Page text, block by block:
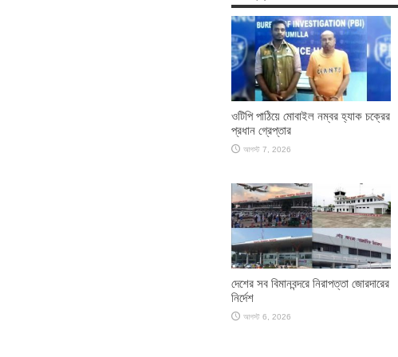
ওটিপি পাঠিয়ে মোবাইল নম্বর হ্যাক চক্রের
প্রধান গ্রেপ্তার
আগস্ট 7, 2026
দেশের সব বিমানবন্দরে নিরাপত্তা জোরদারের
নির্দেশ
আগস্ট 6, 2026